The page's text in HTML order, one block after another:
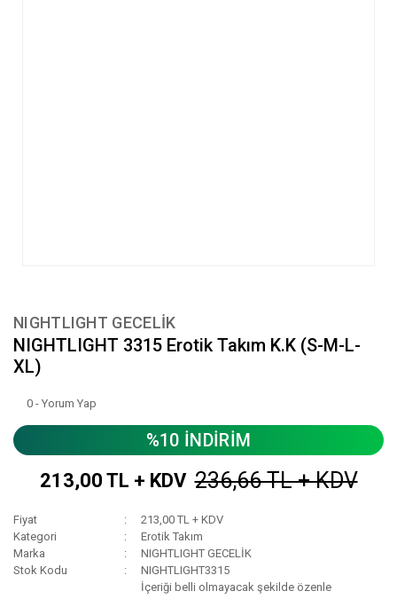
NIGHTLIGHT GECELİK
NIGHTLIGHT 3315 Erotik Takım K.K (S-M-L-
XL)
0 - Yorum Yap
%10 İNDİRİM
213,00 TL + KDV 236,66 TL + KDV
Fiyat
213,00 TL + KDV
Kategori
Erotik Takım
Marka
NIGHTLIGHT GECELİK
Stok Kodu
NIGHTLIGHT3315
İçeriği belli olmayacak şekilde özenle